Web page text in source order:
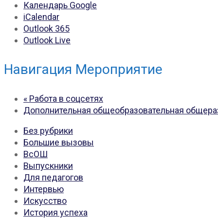
Календарь Google
iCalendar
Outlook 365
Outlook Live
Навигация Мероприятие
« Работа в соцсетях
Дополнительная общеобразовательная
Без рубрики
Большие вызовы
ВсОШ
Выпускники
Для педагогов
Интервью
Искусство
История успеха